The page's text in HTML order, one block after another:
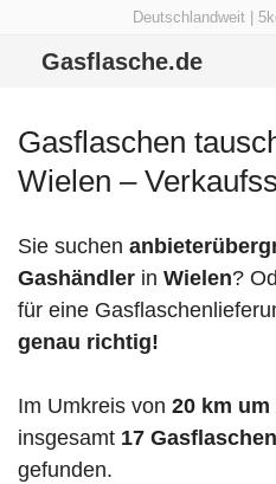
Deutschlandweit |
Gasflasche.de
Gasflaschen
Wielen –
Sie suchen
Gashändler in Wielen?
für eine
genau richtig!
Im Umkreis von 20 km um
insgesamt 17
gefunden.